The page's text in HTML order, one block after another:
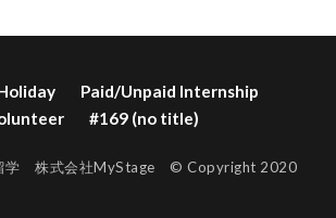
Paid/Unpaid Internship
#169 (no title)
学 株式会社MyStage © Copyright 2020